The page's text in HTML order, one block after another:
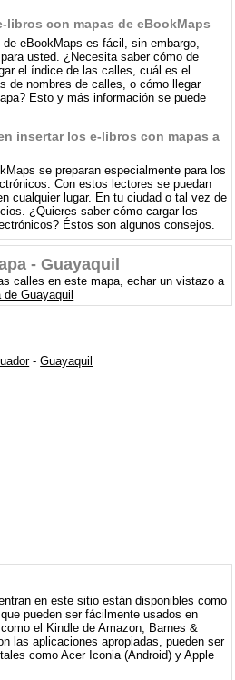
libros con mapas de eBookMaps
eBookMaps es fácil, sin embargo,
usted. ¿Necesita saber cómo de
el índice de las calles, cuál es el
de nombres de calles, o cómo llegar
Esto y más información se puede
insertar los e-libros con mapas a
se preparan especialmente para los
Con estos lectores se puedan
cualquier lugar. En tu ciudad o tal vez de
¿Quieres saber cómo cargar los
Éstos son algunos consejos.
- Guayaquil
calles en este mapa, echar un vistazo a
Guayaquil
-Guayaquil
en este sitio están disponibles como
pueden ser fácilmente usados ​​en
el Kindle de Amazon, Barnes &
las aplicaciones apropiadas, pueden ser
como Acer Iconia (Android) y Apple